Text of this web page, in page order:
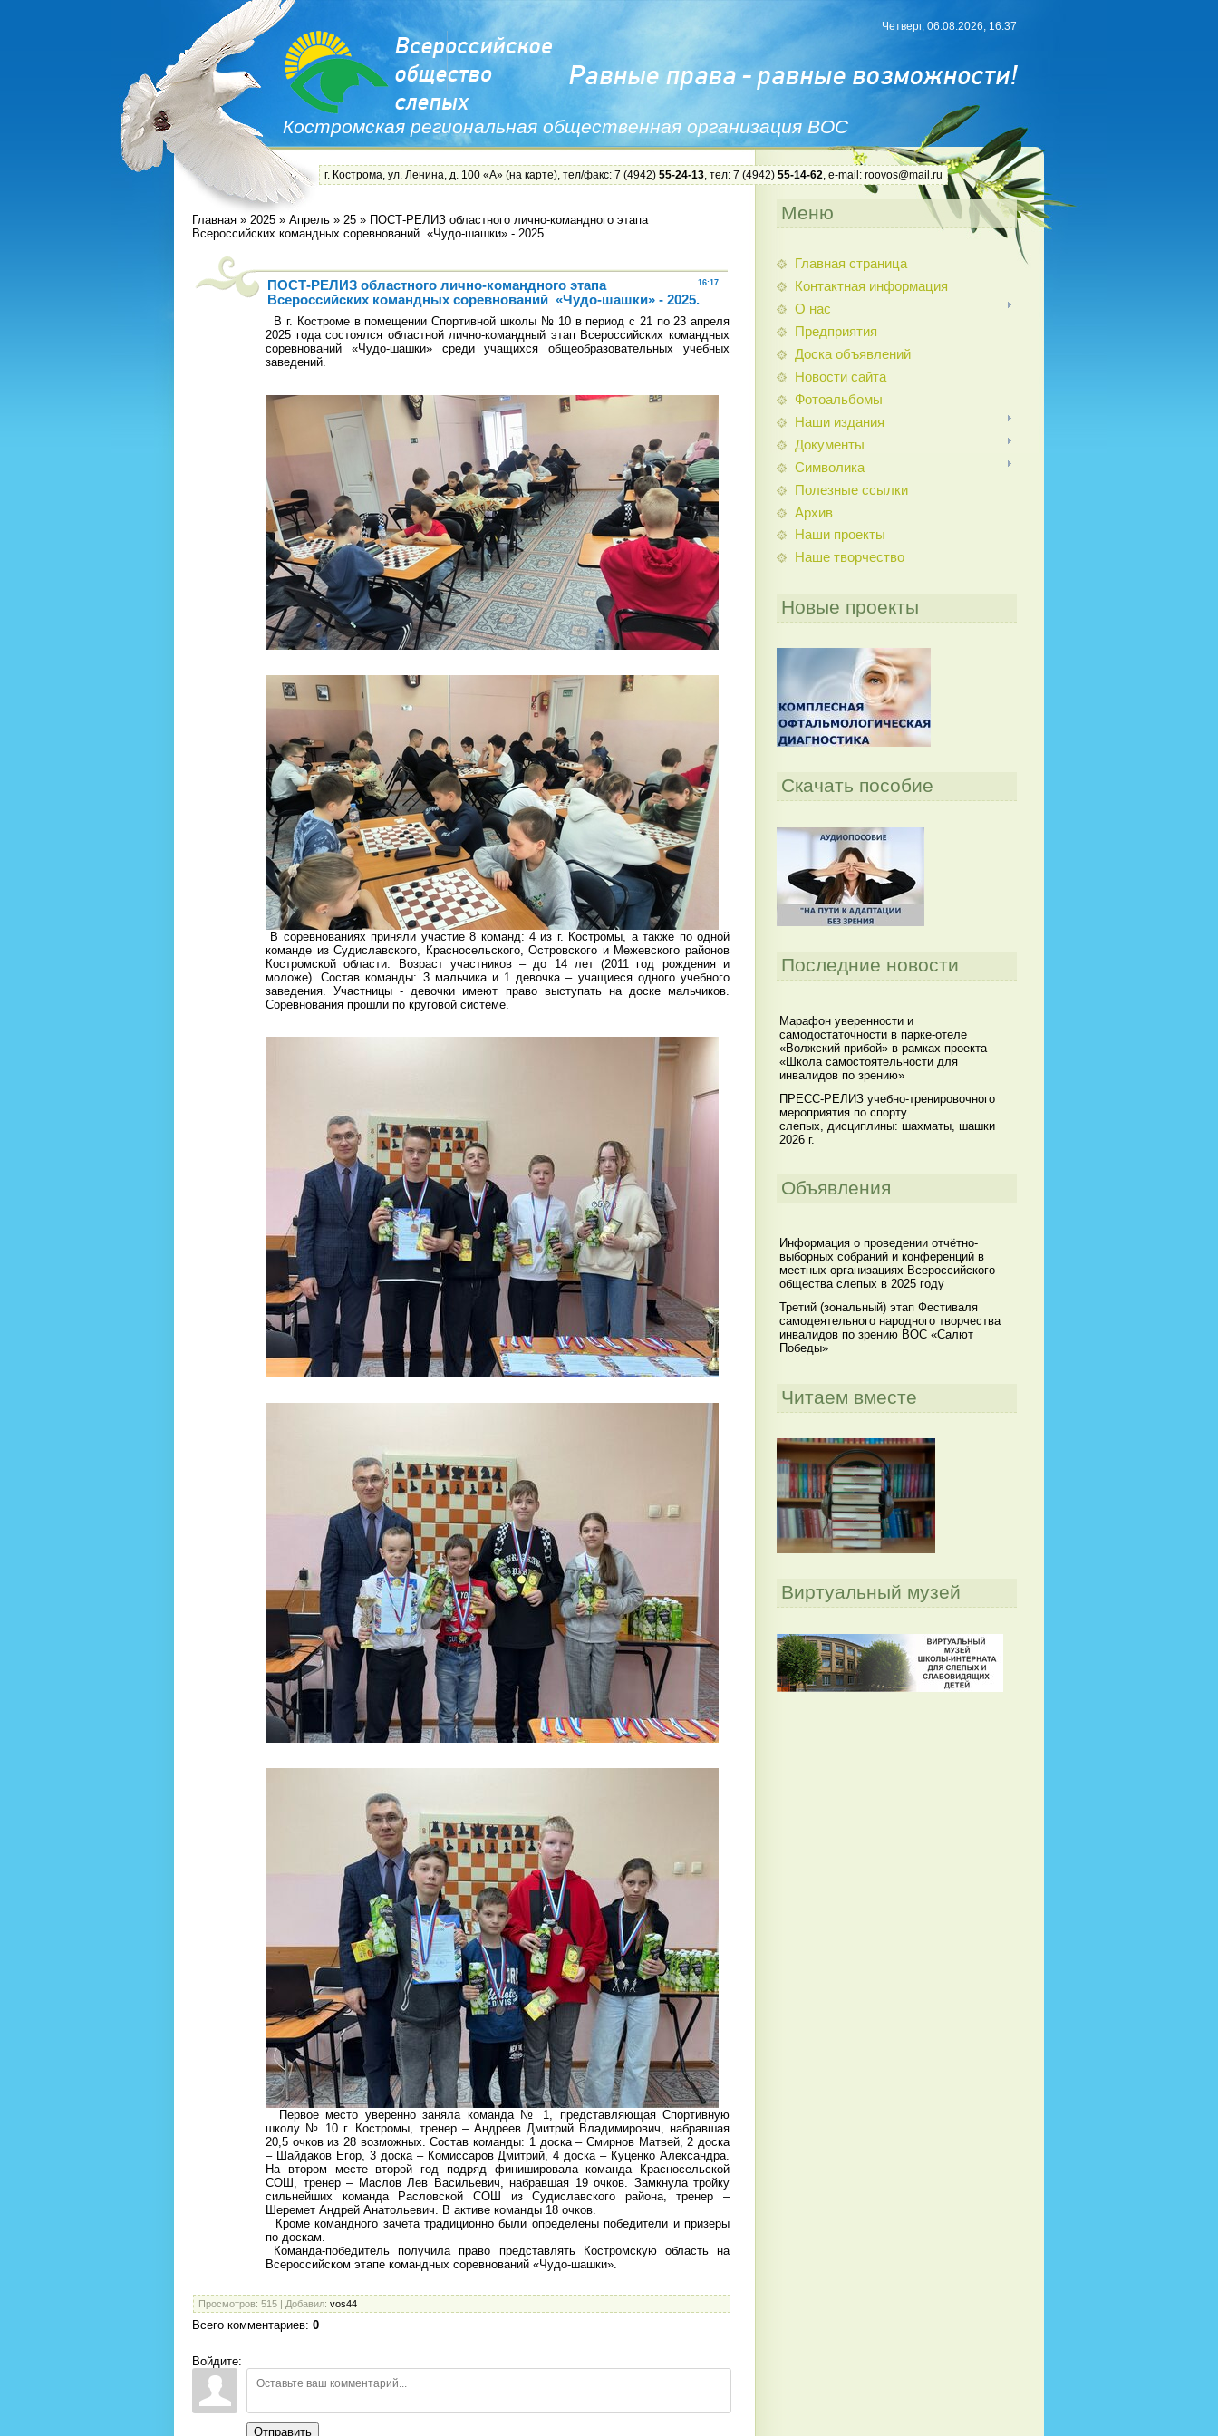
Костромская региональная общественная организация ВОС
Четверг, 06.08.2026, 16:37
г. Кострома, ул. Ленина, д. 100 «А» (на карте), тел/факс: 7 (4942) 55-24-13, тел: 7 (4942) 55-14-62, e-mail: roovos@mail.ru
Главная » 2025 » Апрель » 25 » ПОСТ-РЕЛИЗ областного лично-командного этапа
Всероссийских командных соревнований «Чудо-шашки» - 2025.
16:17
ПОСТ-РЕЛИЗ областного лично-командного этапа
Всероссийских командных соревнований «Чудо-шашки» - 2025.
В г. Костроме в помещении Спортивной школы № 10 в период с 21 по 23 апреля
2025 года состоялся областной лично-командный этап Всероссийских командных
соревнований «Чудо-шашки» среди учащихся общеобразовательных учебных
заведений.
В соревнованиях приняли участие 8 команд: 4 из г. Костромы, а также по одной
команде из Судиславского, Красносельского, Островского и Межевского районов
Костромской области. Возраст участников – до 14 лет (2011 год рождения и
моложе). Состав команды: 3 мальчика и 1 девочка – учащиеся одного учебного
заведения. Участницы - девочки имеют право выступать на доске мальчиков.
Соревнования прошли по круговой системе.
Первое место уверенно заняла команда № 1, представляющая Спортивную
школу № 10 г. Костромы, тренер – Андреев Дмитрий Владимирович, набравшая
20,5 очков из 28 возможных. Состав команды: 1 доска – Смирнов Матвей, 2 доска
– Шайдаков Егор, 3 доска – Комиссаров Дмитрий, 4 доска – Куценко Александра.
На втором месте второй год подряд финишировала команда Красносельской
СОШ, тренер – Маслов Лев Васильевич, набравшая 19 очков. Замкнула тройку
сильнейших команда Расловской СОШ из Судиславского района, тренер –
Шеремет Андрей Анатольевич. В активе команды 18 очков.
Кроме командного зачета традиционно были определены победители и призеры
по доскам.
Команда-победитель получила право представлять Костромскую область на
Всероссийском этапе командных соревнований «Чудо-шашки».
Просмотров: 515 | Добавил: vos44
Всего комментариев: 0
Войдите:
Отправить
Меню
Главная страница
Контактная информация
О нас
Предприятия
Доска объявлений
Новости сайта
Фотоальбомы
Наши издания
Документы
Символика
Полезные ссылки
Архив
Наши проекты
Наше творчество
Новые проекты
Скачать пособие
Последние новости
Марафон уверенности и
самодостаточности в парке-отеле
«Волжский прибой» в рамках проекта
«Школа самостоятельности для
инвалидов по зрению»
ПРЕСС-РЕЛИЗ учебно-тренировочного
мероприятия по спорту
слепых, дисциплины: шахматы, шашки
2026 г.
Объявления
Информация о проведении отчётно-
выборных собраний и конференций в
местных организациях Всероссийского
общества слепых в 2025 году
Третий (зональный) этап Фестиваля
самодеятельного народного творчества
инвалидов по зрению ВОС «Салют
Победы»
Читаем вместе
Виртуальный музей